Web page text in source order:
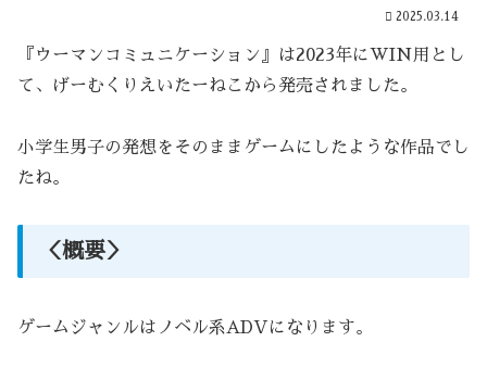
2025.03.14
『ウーマンコミュニケーション』は2023年にWIN用とし
て、げーむくりえいたーねこから発売されました。
小学生男子の発想をそのままゲームにしたような作品でし
たね。
＜概要＞
ゲームジャンルはノベル系ADVになります。